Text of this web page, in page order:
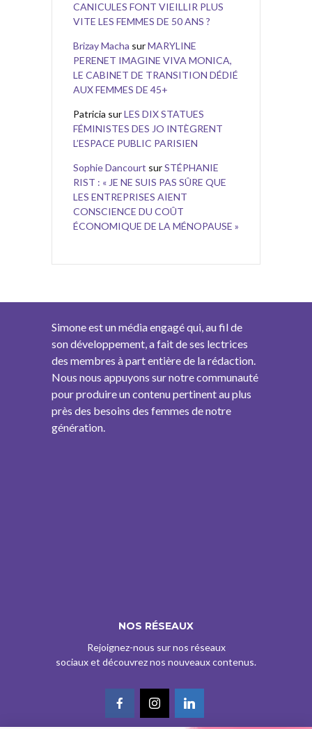
CANICULES FONT VIEILLIR PLUS
VITE LES FEMMES DE 50 ANS ?
Brizay Macha surMARYLINE
PERENET IMAGINE VIVA MONICA,
LE CABINET DE TRANSITION DÉDIÉ
AUX FEMMES DE 45+
Patricia surLES DIX STATUES
FÉMINISTES DES JO INTÈGRENT
L’ESPACE PUBLIC PARISIEN
Sophie Dancourt surSTÉPHANIE
RIST : « JE NE SUIS PAS SÛRE QUE
LES ENTREPRISES AIENT
CONSCIENCE DU COÛT
ÉCONOMIQUE DE LA MÉNOPAUSE »
Simone est un média engagé qui, au fil de
son développement, a fait de ses lectrices
des membres à part entière de la rédaction.
Nous nous appuyons sur notre communauté
pour produire un contenu pertinent au plus
près des besoins des femmes de notre
génération.
NOS RÉSEAUX
Rejoignez-nous sur nos réseaux
sociaux et découvrez nos nouveaux contenus.